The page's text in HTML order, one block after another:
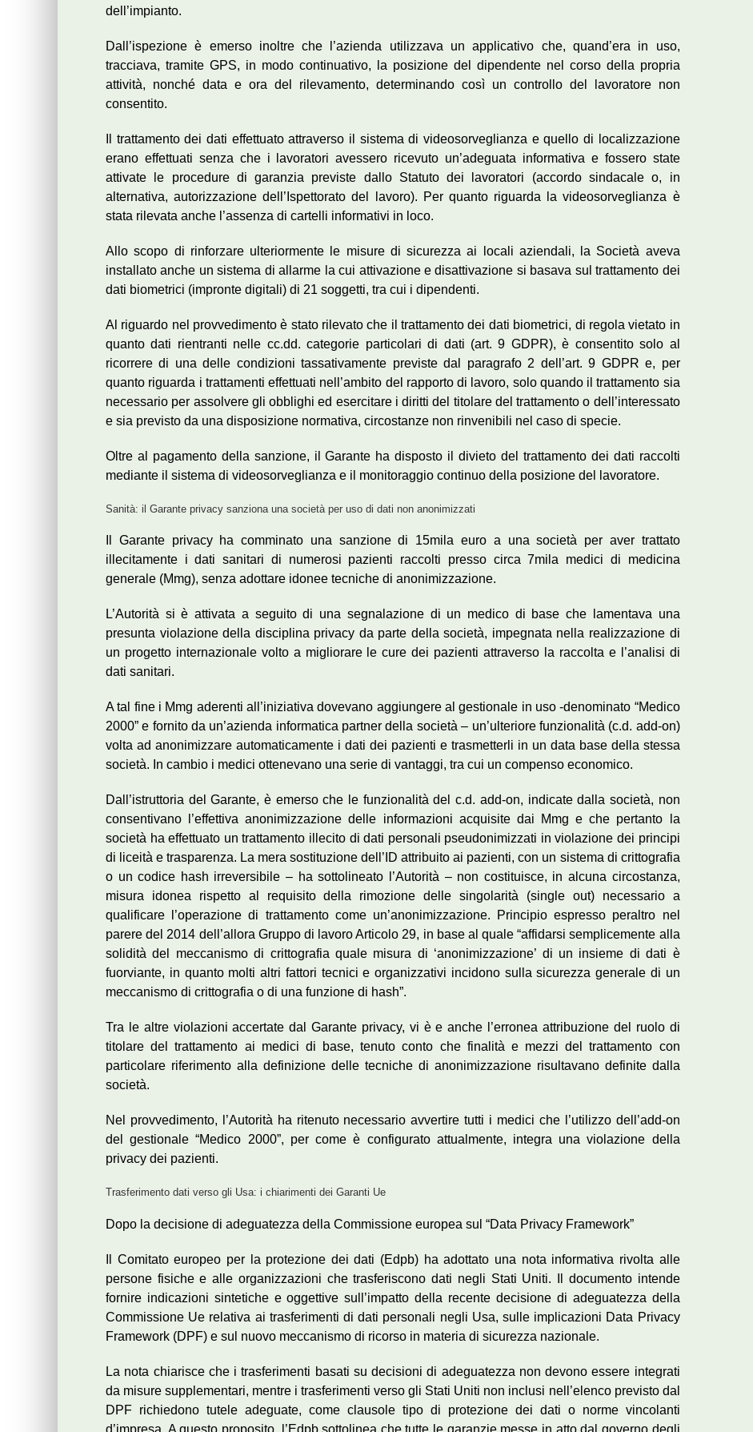
dell’impianto.
Dall’ispezione è emerso inoltre che l’azienda utilizzava un applicativo che, quand’era in uso,
tracciava, tramite GPS, in modo continuativo, la posizione del dipendente nel corso della propria
attività, nonché data e ora del rilevamento, determinando così un controllo del lavoratore non
consentito.
Il trattamento dei dati effettuato attraverso il sistema di videosorveglianza e quello di localizzazione
erano effettuati senza che i lavoratori avessero ricevuto un’adeguata informativa e fossero state
attivate le procedure di garanzia previste dallo Statuto dei lavoratori (accordo sindacale o, in
alternativa, autorizzazione dell’Ispettorato del lavoro). Per quanto riguarda la videosorveglianza è
stata rilevata anche l’assenza di cartelli informativi in loco.
Allo scopo di rinforzare ulteriormente le misure di sicurezza ai locali aziendali, la Società aveva
installato anche un sistema di allarme la cui attivazione e disattivazione si basava sul trattamento dei
dati biometrici (impronte digitali) di 21 soggetti, tra cui i dipendenti.
Al riguardo nel provvedimento è stato rilevato che il trattamento dei dati biometrici, di regola vietato in
quanto dati rientranti nelle cc.dd. categorie particolari di dati (art. 9 GDPR), è consentito solo al
ricorrere di una delle condizioni tassativamente previste dal paragrafo 2 dell’art. 9 GDPR e, per
quanto riguarda i trattamenti effettuati nell’ambito del rapporto di lavoro, solo quando il trattamento sia
necessario per assolvere gli obblighi ed esercitare i diritti del titolare del trattamento o dell’interessato
e sia previsto da una disposizione normativa, circostanze non rinvenibili nel caso di specie.
Oltre al pagamento della sanzione, il Garante ha disposto il divieto del trattamento dei dati raccolti
mediante il sistema di videosorveglianza e il monitoraggio continuo della posizione del lavoratore.
Sanità: il Garante privacy sanziona una società per uso di dati non anonimizzati
Il Garante privacy ha comminato una sanzione di 15mila euro a una società per aver trattato
illecitamente i dati sanitari di numerosi pazienti raccolti presso circa 7mila medici di medicina
generale (Mmg), senza adottare idonee tecniche di anonimizzazione.
L’Autorità si è attivata a seguito di una segnalazione di un medico di base che lamentava una
presunta violazione della disciplina privacy da parte della società, impegnata nella realizzazione di
un progetto internazionale volto a migliorare le cure dei pazienti attraverso la raccolta e l’analisi di
dati sanitari.
A tal fine i Mmg aderenti all’iniziativa dovevano aggiungere al gestionale in uso -denominato “Medico
2000” e fornito da un’azienda informatica partner della società – un’ulteriore funzionalità (c.d. add-on)
volta ad anonimizzare automaticamente i dati dei pazienti e trasmetterli in un data base della stessa
società. In cambio i medici ottenevano una serie di vantaggi, tra cui un compenso economico.
Dall’istruttoria del Garante, è emerso che le funzionalità del c.d. add-on, indicate dalla società, non
consentivano l’effettiva anonimizzazione delle informazioni acquisite dai Mmg e che pertanto la
società ha effettuato un trattamento illecito di dati personali pseudonimizzati in violazione dei principi
di liceità e trasparenza. La mera sostituzione dell’ID attribuito ai pazienti, con un sistema di crittografia
o un codice hash irreversibile – ha sottolineato l’Autorità – non costituisce, in alcuna circostanza,
misura idonea rispetto al requisito della rimozione delle singolarità (single out) necessario a
qualificare l’operazione di trattamento come un’anonimizzazione. Principio espresso peraltro nel
parere del 2014 dell’allora Gruppo di lavoro Articolo 29, in base al quale “affidarsi semplicemente alla
solidità del meccanismo di crittografia quale misura di ‘anonimizzazione’ di un insieme di dati è
fuorviante, in quanto molti altri fattori tecnici e organizzativi incidono sulla sicurezza generale di un
meccanismo di crittografia o di una funzione di hash”.
Tra le altre violazioni accertate dal Garante privacy, vi è e anche l’erronea attribuzione del ruolo di
titolare del trattamento ai medici di base, tenuto conto che finalità e mezzi del trattamento con
particolare riferimento alla definizione delle tecniche di anonimizzazione risultavano definite dalla
società.
Nel provvedimento, l’Autorità ha ritenuto necessario avvertire tutti i medici che l’utilizzo dell’add-on
del gestionale “Medico 2000”, per come è configurato attualmente, integra una violazione della
privacy dei pazienti.
Trasferimento dati verso gli Usa: i chiarimenti dei Garanti Ue
Dopo la decisione di adeguatezza della Commissione europea sul “Data Privacy Framework”
Il Comitato europeo per la protezione dei dati (Edpb) ha adottato una nota informativa rivolta alle
persone fisiche e alle organizzazioni che trasferiscono dati negli Stati Uniti. Il documento intende
fornire indicazioni sintetiche e oggettive sull’impatto della recente decisione di adeguatezza della
Commissione Ue relativa ai trasferimenti di dati personali negli Usa, sulle implicazioni Data Privacy
Framework (DPF) e sul nuovo meccanismo di ricorso in materia di sicurezza nazionale.
La nota chiarisce che i trasferimenti basati su decisioni di adeguatezza non devono essere integrati
da misure supplementari, mentre i trasferimenti verso gli Stati Uniti non inclusi nell’elenco previsto dal
DPF richiedono tutele adeguate, come clausole tipo di protezione dei dati o norme vincolanti
d’impresa. A questo proposito, l’Edpb sottolinea che tutte le garanzie messe in atto dal governo degli